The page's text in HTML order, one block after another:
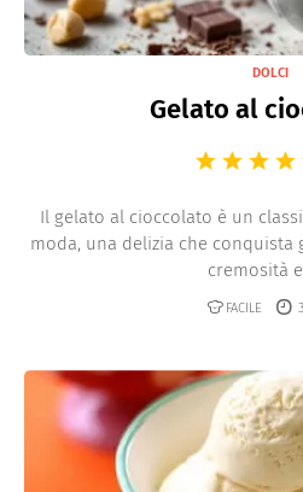
DOLCI
Gelato al
Il gelato al cioccolato è un
moda, una delizia che conquista
cremosità
FACILE